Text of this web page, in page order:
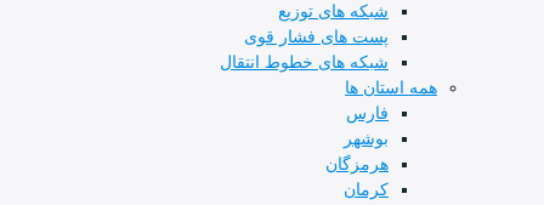
شبکه های توزیع
پست های فشار قوی
شبکه های خطوط انتقال
همه استان ها
فارس
بوشهر
هرمزگان
کرمان